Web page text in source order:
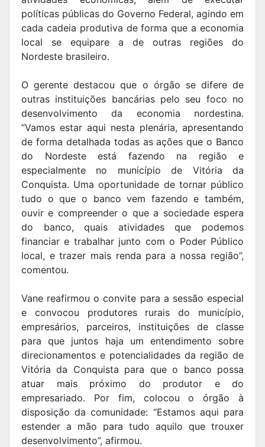
políticas públicas do Governo Federal, agindo em
cada cadeia produtiva de forma que a economia
local se equipare a de outras regiões do
Nordeste brasileiro.
O gerente destacou que o órgão se difere de
outras instituições bancárias pelo seu foco no
desenvolvimento da economia nordestina.
“Vamos estar aqui nesta plenária, apresentando
de forma detalhada todas as ações que o Banco
do Nordeste está fazendo na região e
especialmente no município de Vitória da
Conquista. Uma oportunidade de tornar público
tudo o que o banco vem fazendo e também,
ouvir e compreender o que a sociedade espera
do banco, quais atividades que podemos
financiar e trabalhar junto com o Poder Público
local, e trazer mais renda para a nossa região”,
comentou.
Vane reafirmou o convite para a sessão especial
e convocou produtores rurais do município,
empresários, parceiros, instituições de classe
para que juntos haja um entendimento sobre
direcionamentos e potencialidades da região de
Vitória da Conquista para que o banco possa
atuar mais próximo do produtor e do
empresariado. Por fim, colocou o órgão à
disposição da comunidade: “Estamos aqui para
estender a mão para tudo aquilo que trouxer
desenvolvimento”, afirmou.